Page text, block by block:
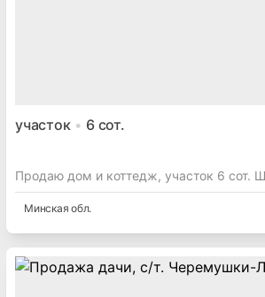
участок 6сот.
Продаю дом и коттедж, участок 6 сот.
Минская обл.